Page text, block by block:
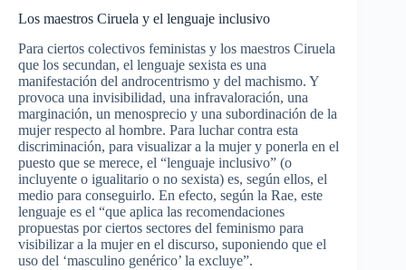
Los maestros Ciruela y el lenguaje inclusivo
Para ciertos colectivos feministas y los maestros Ciruela
que los secundan, el lenguaje sexista es una
manifestación del androcentrismo y del machismo. Y
provoca una invisibilidad, una infravaloración, una
marginación, un menosprecio y una subordinación de la
mujer respecto al hombre. Para luchar contra esta
discriminación, para visualizar a la mujer y ponerla en el
puesto que se merece, el “lenguaje inclusivo” (o
incluyente o igualitario o no sexista) es, según ellos, el
medio para conseguirlo. En efecto, según la Rae, este
lenguaje es el “que aplica las recomendaciones
propuestas por ciertos sectores del feminismo para
visibilizar a la mujer en el discurso, suponiendo que el
uso del ‘masculino genérico’ la excluye”.